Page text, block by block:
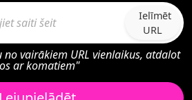
Ielīmēt
URL
vairākiem URL vienlaikus, atdalot
ar komatiem"